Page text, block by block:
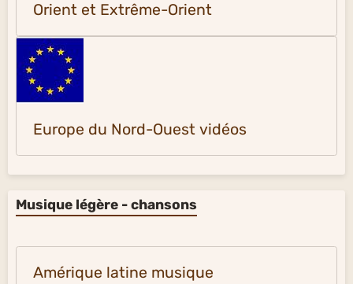
Orient et Extrême-Orient
Europe du Nord-Ouest vidéos
Musique légère - chansons
Amérique latine musique